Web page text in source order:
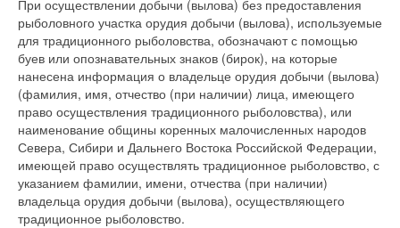
При осуществлении добычи (вылова) без предоставления
рыболовного участка орудия добычи (вылова), используемые
для традиционного рыболовства, обозначают с помощью
буев или опознавательных знаков (бирок), на которые
нанесена информация о владельце орудия добычи (вылова)
(фамилия, имя, отчество (при наличии) лица, имеющего
право осуществления традиционного рыболовства), или
наименование общины коренных малочисленных народов
Севера, Сибири и Дальнего Востока Российской Федерации,
имеющей право осуществлять традиционное рыболовство, с
указанием фамилии, имени, отчества (при наличии)
владельца орудия добычи (вылова), осуществляющего
традиционное рыболовство.